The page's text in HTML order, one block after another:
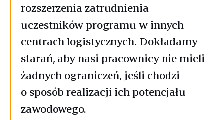
rozszerzenia zatrudnienia
uczestników programu w innych
centrach logistycznych. Dokładamy
starań, aby nasi pracownicy nie mieli
żadnych ograniczeń, jeśli chodzi
o sposób realizacji ich potencjału
zawodowego.